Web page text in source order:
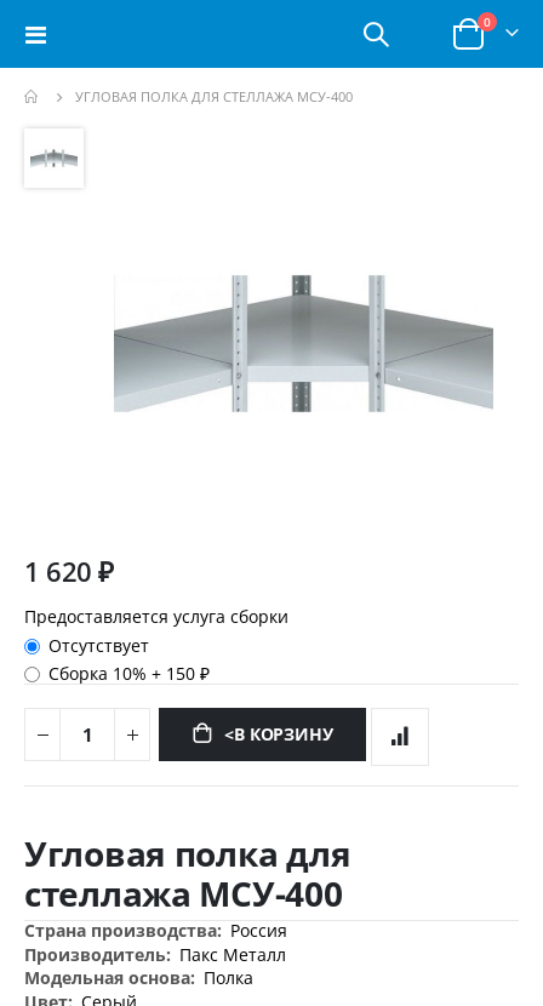
Toggle
Корзина
0позиции
УГЛОВАЯ ПОЛКА ДЛЯ СТЕЛЛАЖА МСУ-400
и
перейти
1 620 ₽
Предоставляется услуга сборки
Отсутствует
Сборка 10%+ 150 ₽
<В КОРЗИНУ
к
началу
изображений
Угловая полка для
стеллажа МСУ-400
Дополнительная
информация
Россия
Пакс Металл
Полка